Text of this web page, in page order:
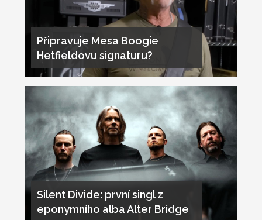
Připravuje Mesa Boogie
Hetfieldovu signaturu?
Silent Divide: první singl z
eponymního alba Alter Bridge